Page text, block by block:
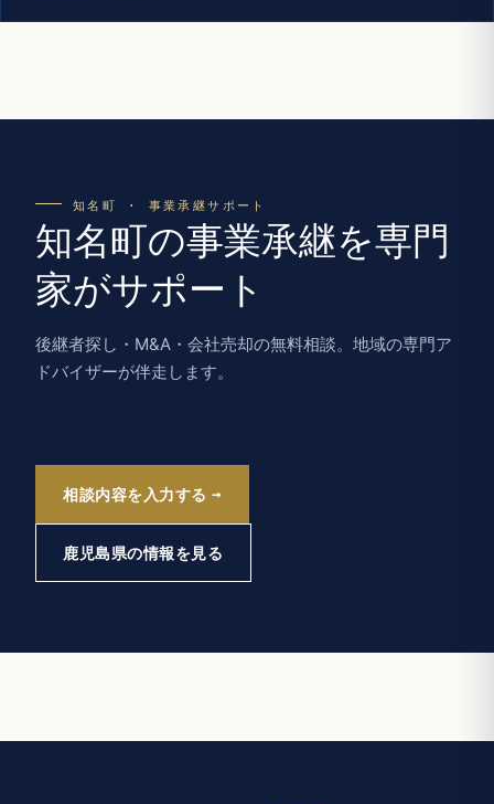
知名町 · 事業承継サポート
知名町の事業承継を専門
家がサポート
後継者探し・M&A・会社売却の無料相談。地域の専門ア
ドバイザーが伴走します。
相談内容を入力する
鹿児島県の情報を見る